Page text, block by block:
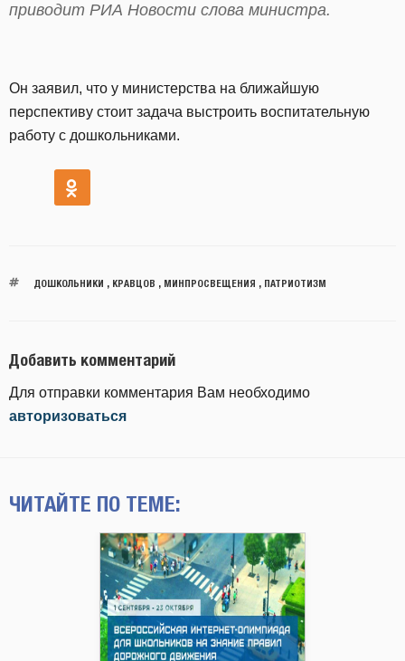
приводит РИА Новости слова министра.
Он заявил, что у министерства на ближайшую
перспективу стоит задача выстроить воспитательную
работу с дошкольниками.
ДОШКОЛЬНИКИ , КРАВЦОВ , МИНПРОСВЕЩЕНИЯ , ПАТРИОТИЗМ
Добавить комментарий
Для отправки комментария Вам необходимо
авторизоваться
ЧИТАЙТЕ ПО ТЕМЕ: